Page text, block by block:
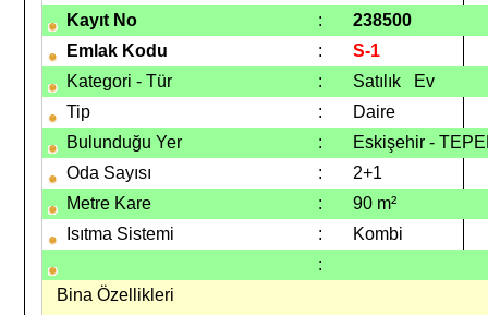
Kayıt No :
238500
Emlak Kodu
:
S-1
Kategori - Tür
:
Satılık Ev
Tip
:
Daire
Bulunduğu Yer
:
Eskişehir -
Oda Sayısı
:
2+1
Metre Kare
:
90 m²
Isıtma Sistemi
:
Kombi
:
Bina Özellikleri